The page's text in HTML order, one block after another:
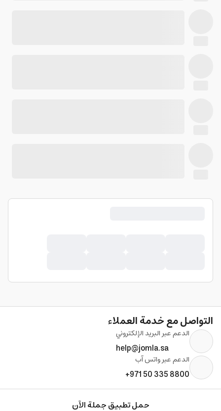
التواصل مع خدمة العملاء
الدعم عبر البريد الإلكتروني
help@jomla.sa
الدعم عبر واتس آب
+971 50 335 8800
حمل تطبيق جملة الآن